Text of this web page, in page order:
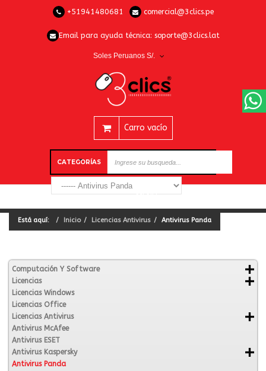
+51941480681 comercial@3clics.pe
Email para ayuda técnica: soporte@3clics.lat
Soles Peruanos S/.
Carro vacío
CATEGORÍAS
Está aquí: Inicio Licencias Antivirus Antivirus Panda
Computación Y Software
Licencias
Licencias Windows
Licencias Office
Licencias Antivirus
Antivirus McAfee
Antivirus ESET
Antivirus Kaspersky
Antivirus Panda